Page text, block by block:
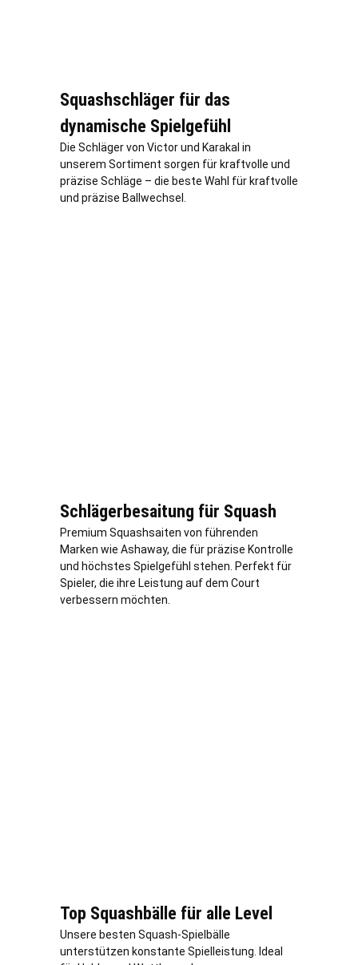
Squashschläger für das
dynamische Spielgefühl
Die Schläger von Victor und Karakal in
unserem Sortiment sorgen für kraftvolle und
präzise Schläge – die beste Wahl für kraftvolle
und präzise Ballwechsel.
Schlägerbesaitung für Squash
Premium Squashsaiten von führenden
Marken wie Ashaway, die für präzise Kontrolle
und höchstes Spielgefühl stehen. Perfekt für
Spieler, die ihre Leistung auf dem Court
verbessern möchten.
Top Squashbälle für alle Level
Unsere besten Squash-Spielbälle
unterstützen konstante Spielleistung. Ideal